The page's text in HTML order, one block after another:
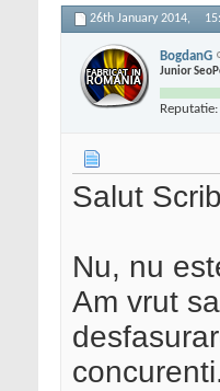
26th January 2014,
BogdanG
Junior
Reputatie:
Salut
Nu, nu
Am vrut